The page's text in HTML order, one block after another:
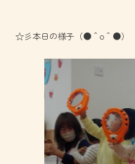
☆彡本日の様子（●＾o＾●）